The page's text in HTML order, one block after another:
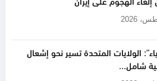
إلغاء الهجوم على إيران
الولايات المتحدة تسير نحو إشعال
شامل...